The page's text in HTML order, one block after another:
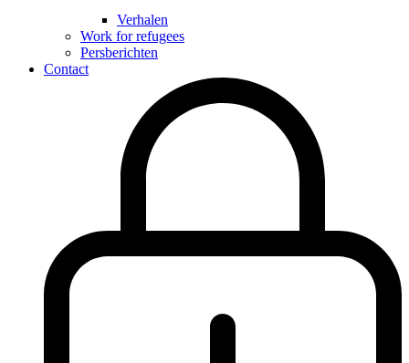
Verhalen
Work for refugees
Persberichten
Contact